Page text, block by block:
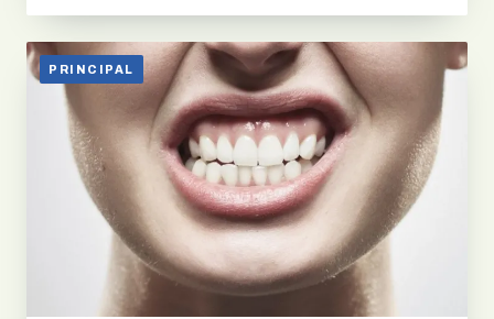
PRINCIPAL